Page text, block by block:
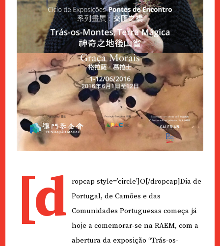
[d
ropcap style=’circle’]O[/dropcap]Dia de
Portugal, de Camões e das
Comunidades Portuguesas começa já
hoje a comemorar-se na RAEM, com a
abertura da exposição “Trás-os-